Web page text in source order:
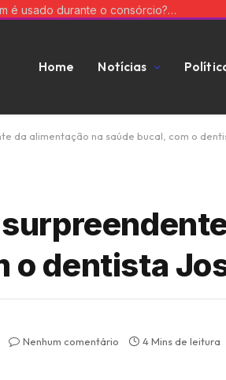
Como o dinheiro do fundo comum é usado durante o consórcio? Veja com Tiago Oliva Schietti
Home Notícias
da alimentação na saúde bucal, com o
o dentista
Nenhum comentário 4 Mins de leitura